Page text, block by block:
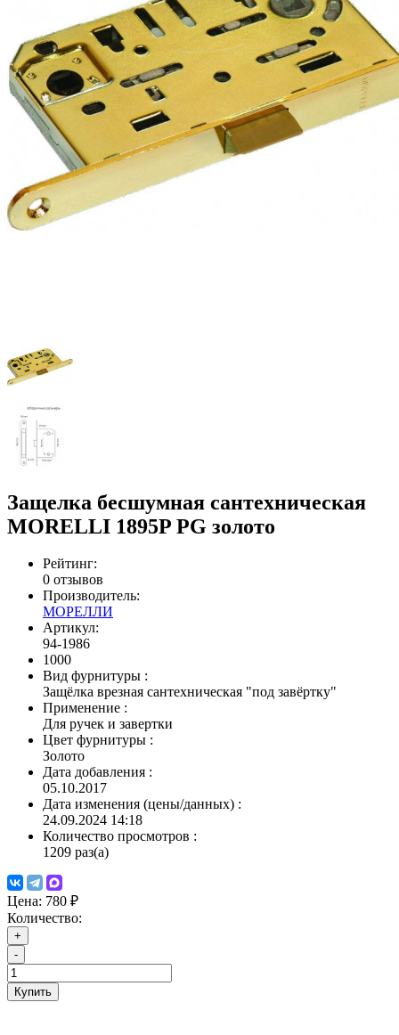
Защелка бесшумная сантехническая
MORELLI 1895P PG золото
Рейтинг:
0 отзывов
Производитель:
МОРЕЛЛИ
Артикул:
94-1986
1000
Вид фурнитуры :
Защёлка врезная сантехническая "под завёртку"
Применение :
Для ручек и завертки
Цвет фурнитуры :
Золото
Дата добавления :
05.10.2017
Дата изменения (цены/данных) :
24.09.2024 14:18
Количество просмотров :
1209 раз(а)
Цена: 780 ₽
Количество:
+
-
Купить